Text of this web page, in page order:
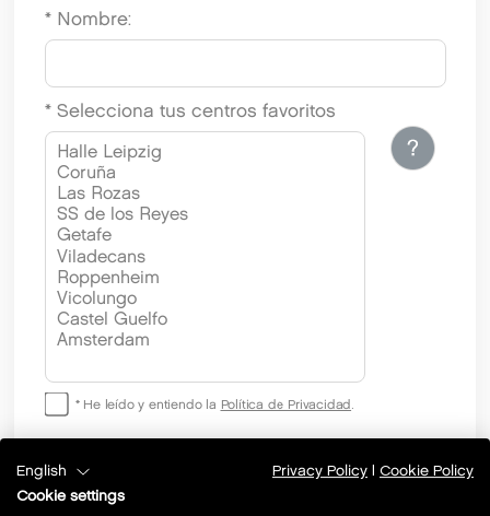
* Nombre:
* Selecciona tus centros favoritos
* He leído y entiendo la Política de Privacidad .
Acepto recibir comunicaciones comerciales personalizadas
de Neinver, S.A., propias y de productos o servicios de
terceros relativos a sectores de mi interés / sector textil y
English Privacy Policy
Cookie Policy
Cookie settings